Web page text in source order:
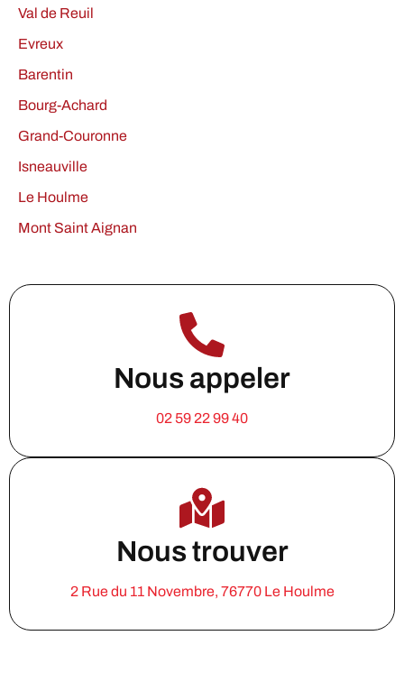
Val de Reuil
Evreux
Barentin
Bourg-Achard
Grand-Couronne
Isneauville
Le Houlme
Mont Saint Aignan
Nous appeler
02 59 22 99 40
Nous trouver
2 Rue du 11 Novembre, 76770 Le Houlme